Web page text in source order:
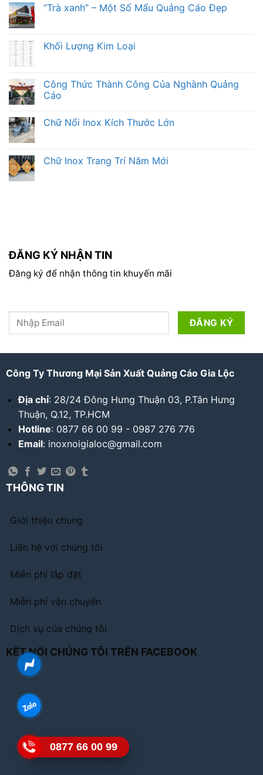
“Trà xanh” – Một Số Mẩu Quảng Cáo Đẹp
Khối Lượng Kim Loại
Công Thức Thành Công Của Nghành Quảng
Cáo
Chữ Nổi Inox Kích Thước Lớn
Chữ Inox Trang Trí Năm Mới
ĐĂNG KÝ NHẬN TIN
Đăng ký để nhận thông tin khuyến mãi
Công Ty Thương Mại Sản Xuất Quảng Cáo Gia Lộc
Địa chỉ: 28/24 Đông Hưng Thuận 03, P.Tân Hưng
Thuận, Q.12, TP.HCM
Hotline: 0877 66 00 99 - 0987 276 776
Email: inoxnoigialoc@gmail.com
THÔNG TIN
Giới thiệu chung
Liên hệ với chúng tôi
Miễn phí lắp đặt
Miễn phí vận chuyển
Dịch vụ của chúng tôi
KẾT NỐI CHÚNG TÔI TRÊN FACEBOOK
0877 66 00 99